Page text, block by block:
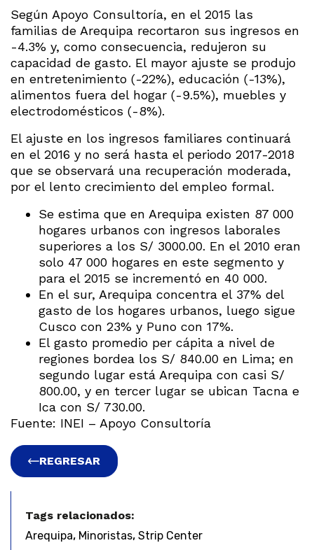
Según Apoyo Consultoría, en el 2015 las
familias de Arequipa recortaron sus ingresos en
-4.3% y, como consecuencia, redujeron su
capacidad de gasto. El mayor ajuste se produjo
en entretenimiento (-22%), educación (-13%),
alimentos fuera del hogar (-9.5%), muebles y
electrodomésticos (-8%).
El ajuste en los ingresos familiares continuará
en el 2016 y no será hasta el periodo 2017-2018
que se observará una recuperación moderada,
por el lento crecimiento del empleo formal.
Se estima que en Arequipa existen 87 000
hogares urbanos con ingresos laborales
superiores a los S/ 3000.00. En el 2010 eran
solo 47 000 hogares en este segmento y
para el 2015 se incrementó en 40 000.
En el sur, Arequipa concentra el 37% del
gasto de los hogares urbanos, luego sigue
Cusco con 23% y Puno con 17%.
El gasto promedio per cápita a nivel de
regiones bordea los S/ 840.00 en Lima; en
segundo lugar está Arequipa con casi S/
800.00, y en tercer lugar se ubican Tacna e
Ica con S/ 730.00.
Fuente: INEI – Apoyo Consultoría
REGRESAR
Tags relacionados:
Arequipa, Minoristas, Strip Center